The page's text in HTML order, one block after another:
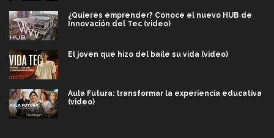
¿Quieres emprender? Conoce el nuevo HUB de
Innovación del Tec (video)
El joven que hizo del baile su vida (video)
Aula Futura: transformar la experiencia educativa
(video)